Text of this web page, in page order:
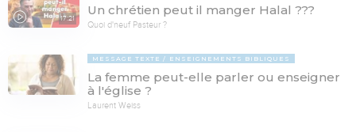
17:21
Un chrétien peut il manger Halal ???
Quoi d'neuf Pasteur ?
MESSAGE TEXTE ENSEIGNEMENTS BIBLIQUES
La femme peut-elle parler ou enseigner
à l'église ?
Laurent Weiss